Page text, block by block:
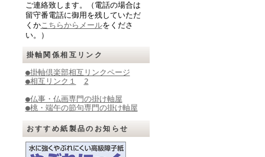
ご連絡致します。（電話の場合は
留守番電話に御用を残していただ
くかこちらからメールをくださ
い。）
掛軸関係相互リンク
●掛軸倶楽部相互リンクページ
●相互リンク １
2
●仏事・仏画専門の掛け軸屋
●桃・端午の節句専門の掛け軸屋
おすすめ紙製品のお知らせ